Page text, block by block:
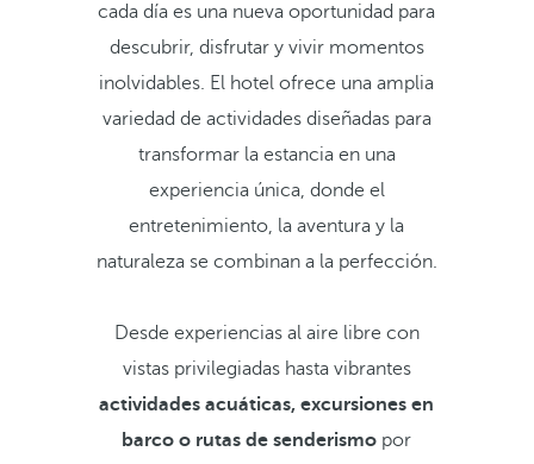
cada día es una nueva oportunidad para
descubrir, disfrutar y vivir momentos
inolvidables. El hotel ofrece una amplia
variedad de actividades diseñadas para
transformar la estancia en una
experiencia única, donde el
entretenimiento, la aventura y la
naturaleza se combinan a la perfección.
Desde experiencias al aire libre con
vistas privilegiadas hasta vibrantes
actividades acuáticas, excursiones en
barco o rutas de senderismo por